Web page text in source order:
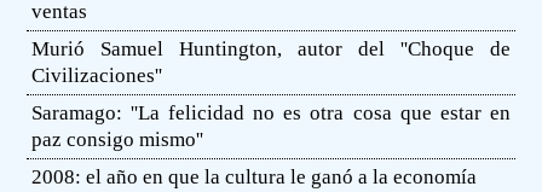
ventas
Murió Samuel Huntington, autor del ''Choque de
Civilizaciones''
Saramago: ''La felicidad no es otra cosa que estar en
paz consigo mismo''
2008: el año en que la cultura le ganó a la economía